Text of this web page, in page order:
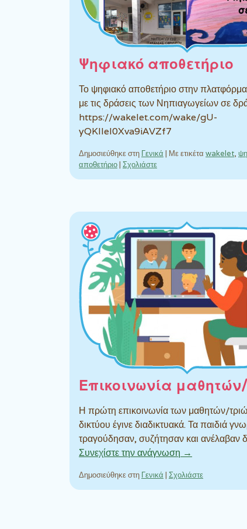
Ψηφιακό αποθετήριο
Το ψηφιακό αποθετήριο στην
με τις δράσεις των Νηπιαγωγείων σε
https://wakelet.com/wake/gU-
yQKlIeI0Xva9iAVZf7
Δημοσιεύθηκε στη Γενικά | Με ετικέτα wakelet,
αποθετήριο| Σχολιάστε
Επικοινωνία
Η πρώτη επικοινωνία των μαθητών/
δικτύου έγινε διαδικτυακά. Τα παιδιά
τραγούδησαν, συζήτησαν και
Συνεχίστε την ανάγνωση →
Δημοσιεύθηκε στη Γενικά | Σχολιάστε